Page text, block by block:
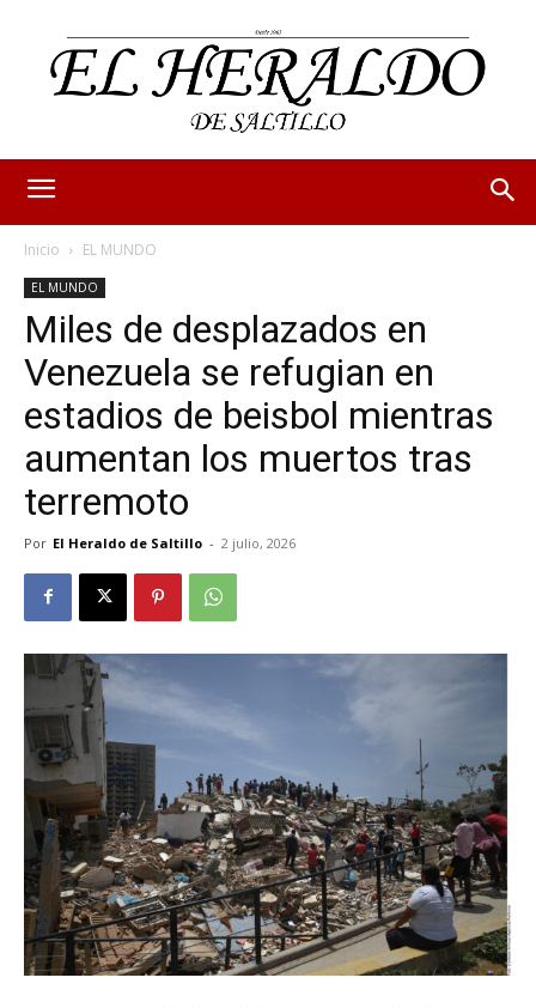
Inicio EL MUNDO
EL MUNDO
Miles de desplazados en
Venezuela se refugian en
estadios de beisbol mientras
aumentan los muertos tras
terremoto
Por El Heraldo de Saltillo - 2 julio, 2026